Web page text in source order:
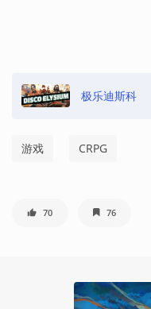
极乐迪斯科
游戏 CRPG
70 76